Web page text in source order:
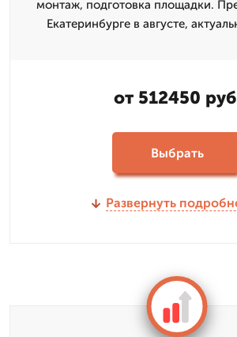
монтаж, подготовка площадки.
Екатеринбурге в августе,
от 512450
Выбрать
Развернуть